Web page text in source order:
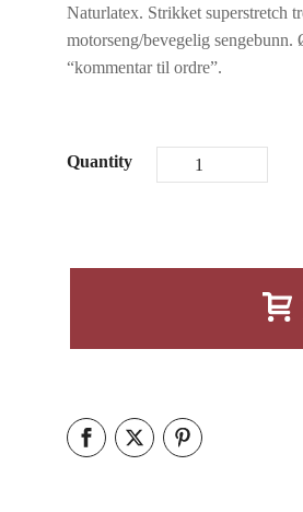
Naturlatex. Strikket superstretch
motorseng/bevegelig
“kommentar til ordre”.
Quantity